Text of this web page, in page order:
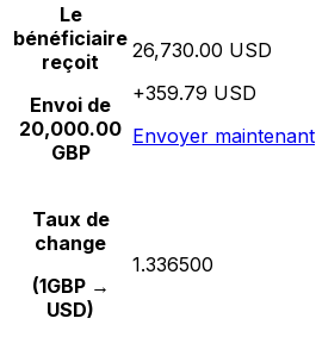
Le
bénéficiaire
reçoit
Envoi de
20,000.00
GBP
26,730.00 USD
+359.79 USD
Envoyer maintenant
Taux de
change
(1GBP →
USD)
1.336500